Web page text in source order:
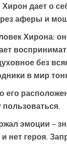
дает о
аферы и
Хирона:
без
в мир
его
эмоции –
нет героя.